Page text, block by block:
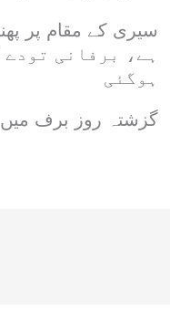
ہے، برفانی
ہوگئی
گزشتہ روز برف میں